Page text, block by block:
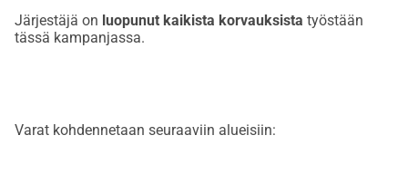
Järjestäjä on luopunut kaikista korvauksista työstään
tässä kampanjassa.
Varat kohdennetaan seuraaviin alueisiin: